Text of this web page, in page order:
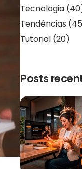
Tecnologia
Tendências
Tutorial (20)
Posts